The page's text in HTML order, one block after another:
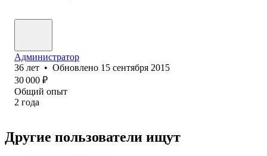
Администратор
36 лет • Обновлено 15 сентября 2015
30 000 ₽
Общий опыт
2 года
Другие пользователи ищут